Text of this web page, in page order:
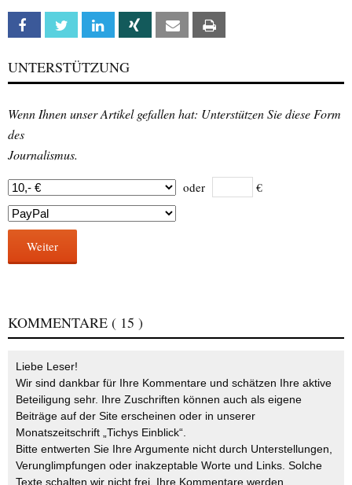
Facebook Twitter Linkedin Xing Email
UNTERSTÜTZUNG
Wenn Ihnen unser Artikel gefallen hat: Unterstützen Sie diese Form
des
Journalismus.
oder €
Weiter
KOMMENTARE ( 15 )
Liebe Leser!
Wir sind dankbar für Ihre Kommentare und schätzen Ihre aktive
Beteiligung sehr. Ihre Zuschriften können auch als eigene
Beiträge auf der Site erscheinen oder in unserer
Monatszeitschrift „Tichys Einblick“.
Bitte entwerten Sie Ihre Argumente nicht durch Unterstellungen,
Verunglimpfungen oder inakzeptable Worte und Links. Solche
Texte schalten wir nicht frei. Ihre Kommentare werden